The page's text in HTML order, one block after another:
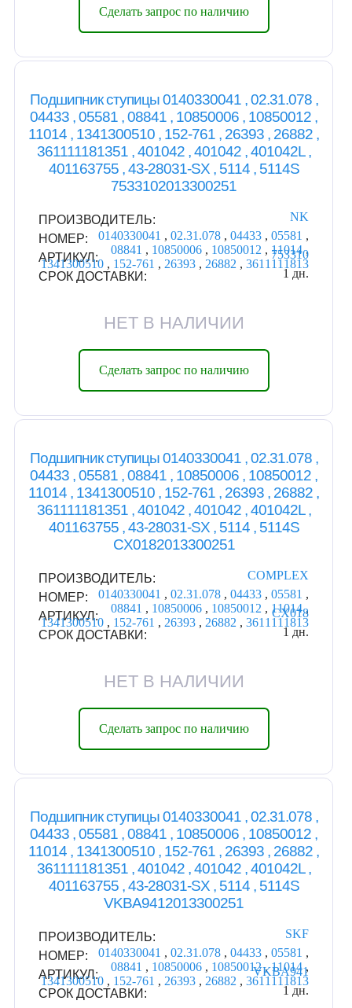
Сделать запрос по наличию
Подшипник ступицы 0140330041 , 02.31.078 ,
04433 , 05581 , 08841 , 10850006 , 10850012 ,
11014 , 1341300510 , 152-761 , 26393 , 26882 ,
361111181351 , 401042 , 401042 , 401042L ,
401163755 , 43-28031-SX , 5114 , 5114S
7533102013300251
ПРОИЗВОДИТЕЛЬ:
NK
НОМЕР:
0140330041 ,02.31.078 ,04433 ,05581 ,
08841 , 10850006 , 10850012 , 11014,
1341300510 , 152-761 , 26393 , 26882 ,3611111813
АРТИКУЛ:
753310
СРОК ДОСТАВКИ:
1 дн.
НЕТ В НАЛИЧИИ
Сделать запрос по наличию
Подшипник ступицы 0140330041 , 02.31.078 ,
04433 , 05581 , 08841 , 10850006 , 10850012 ,
11014 , 1341300510 , 152-761 , 26393 , 26882 ,
361111181351 , 401042 , 401042 , 401042L ,
401163755 , 43-28031-SX , 5114 , 5114S
CX0182013300251
ПРОИЗВОДИТЕЛЬ:
COMPLEX
НОМЕР:
0140330041 ,02.31.078 ,04433 ,05581 ,
08841 , 10850006 , 10850012 , 11014,
1341300510 , 152-761 , 26393 , 26882 ,3611111813
АРТИКУЛ:
CX018
СРОК ДОСТАВКИ:
1 дн.
НЕТ В НАЛИЧИИ
Сделать запрос по наличию
Подшипник ступицы 0140330041 , 02.31.078 ,
04433 , 05581 , 08841 , 10850006 , 10850012 ,
11014 , 1341300510 , 152-761 , 26393 , 26882 ,
361111181351 , 401042 , 401042 , 401042L ,
401163755 , 43-28031-SX , 5114 , 5114S
VKBA9412013300251
ПРОИЗВОДИТЕЛЬ:
SKF
НОМЕР:
0140330041 ,02.31.078 ,04433 ,05581 ,
08841 , 10850006 , 10850012,11014,
1341300510 , 152-761 , 26393 , 26882 ,3611111813
АРТИКУЛ:
VKBA941
СРОК ДОСТАВКИ:
1 дн.